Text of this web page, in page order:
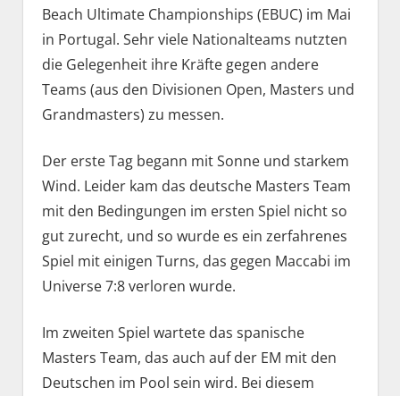
Beach Ultimate Championships (EBUC) im Mai
in Portugal. Sehr viele Nationalteams nutzten
die Gelegenheit ihre Kräfte gegen andere
Teams (aus den Divisionen Open, Masters und
Grandmasters) zu messen.
Der erste Tag begann mit Sonne und starkem
Wind. Leider kam das deutsche Masters Team
mit den Bedingungen im ersten Spiel nicht so
gut zurecht, und so wurde es ein zerfahrenes
Spiel mit einigen Turns, das gegen Maccabi im
Universe 7:8 verloren wurde.
Im zweiten Spiel wartete das spanische
Masters Team, das auch auf der EM mit den
Deutschen im Pool sein wird. Bei diesem